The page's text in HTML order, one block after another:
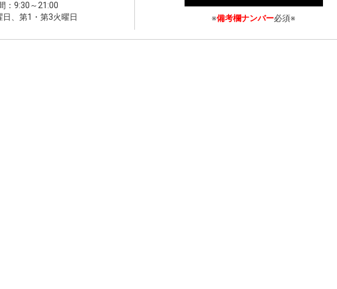
：9:30～21:00
日、第1・第3火曜日
※備考欄ナンバー必須※